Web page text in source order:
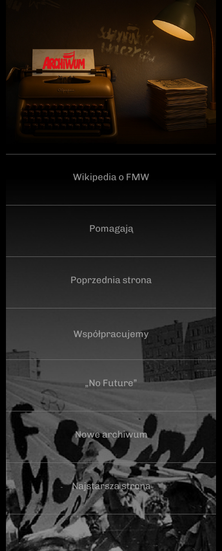
przeciwko niemieckiemu i sowieckiemu okupantowi, a
po zakończeniu wojny pozostał wierny ideałom
wolności. Poległ 28 czerwca 1946 r., a miejsce
ukrycia jego szczątków przez komunistyczny aparat
represji pozostaje do dziś nieznane.Program
uroczystości:11.00 – Msza Święta w Kościele św.
Brygidy w Gdańsku12.30 – poświęcenie
symbolicznego nagrobka na Cmentarzu
Garnizonowym w GdańskuSerdecznie zapraszamy
Wikipedia o FMW
Pomagają
Poprzednia strona
Współpracujemy
„No Future”
Nowe archiwum
Najstarsza strona